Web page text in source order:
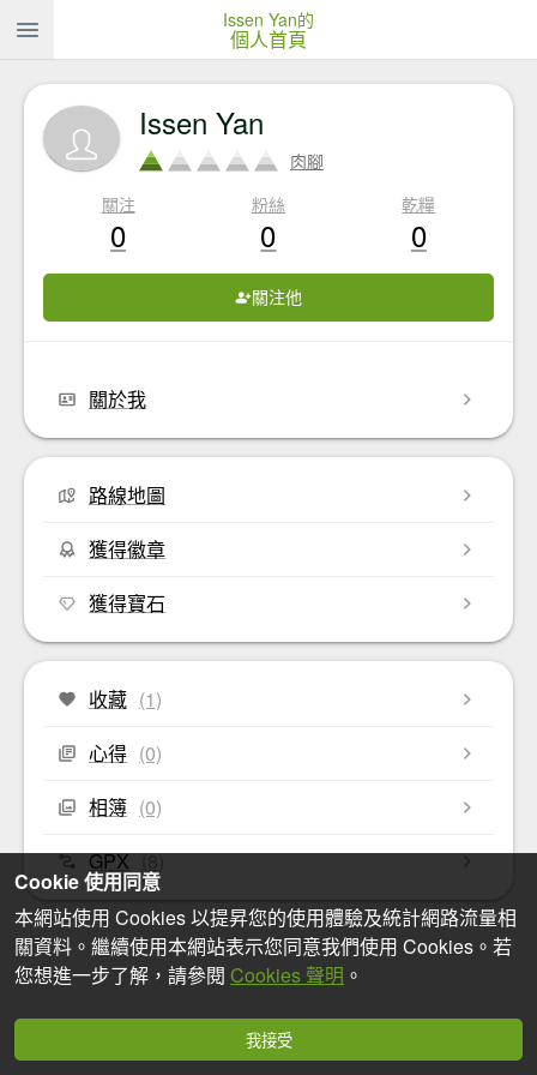
Issen Yan的
個人首頁
Issen Yan
肉腳
關注
0
粉絲
0
乾糧
0
關注他
關於我
路線地圖
獲得徽章
獲得寶石
收藏 (1)
心得 (0)
相簿 (0)
GPX (8)
Cookie 使用同意
本網站使用 Cookies 以提昇您的使用體驗及統計網路流量相
關資料。繼續使用本網站表示您同意我們使用 Cookies。若
您想進一步了解，請參閱 Cookies 聲明 。
我接受